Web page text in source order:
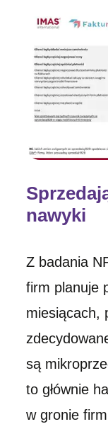
nawyki
Z badania
firm planuje
miesiącach,
są
to głównie
w gronie